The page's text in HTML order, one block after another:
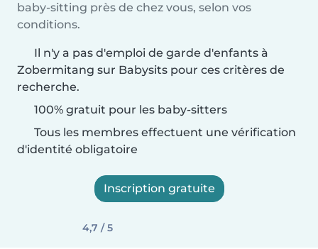
baby-sitting près de chez vous, selon vos
conditions.
Il n'y a pas d'emploi de garde d'enfants à
Zobermitang sur Babysits pour ces critères de
recherche.
100% gratuit pour les baby-sitters
Tous les membres effectuent une vérification
d'identité obligatoire
Inscription gratuite
4,7 / 5